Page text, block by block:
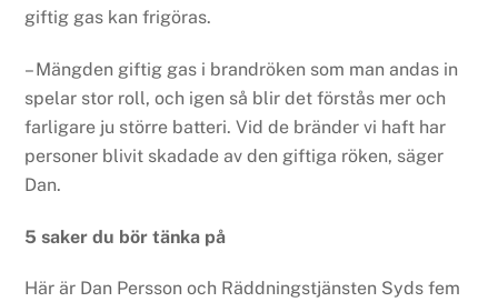
giftig gas kan frigöras.
– Mängden giftig gas i brandröken som man andas in
spelar stor roll, och igen så blir det förstås mer och
farligare ju större batteri. Vid de bränder vi haft har
personer blivit skadade av den giftiga röken, säger
Dan.
5 saker du bör tänka på
Här är Dan Persson och Räddningstjänsten Syds fem